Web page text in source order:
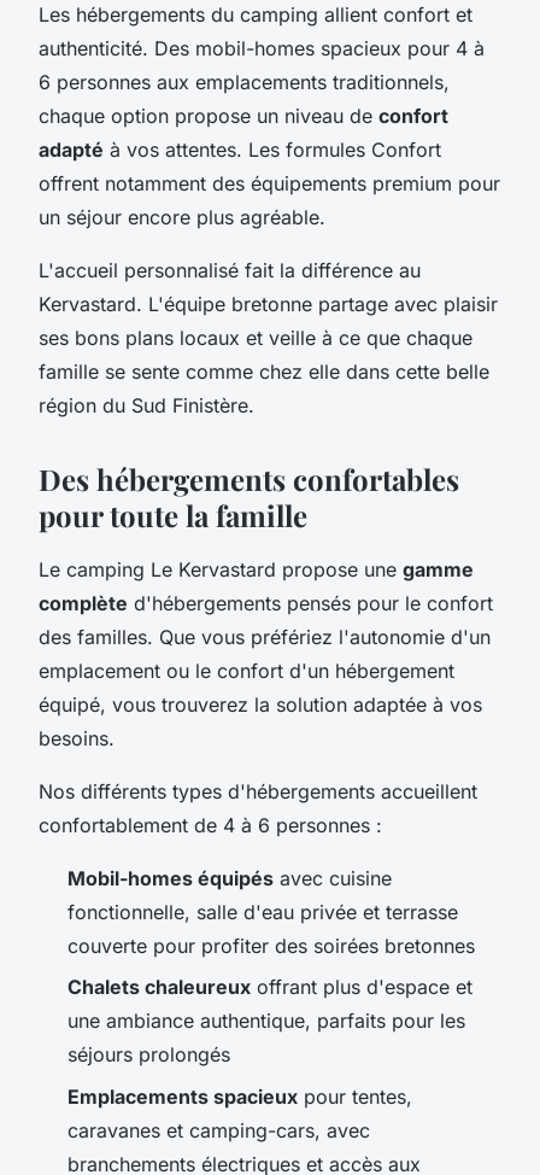
Les hébergements du camping allient confort et
authenticité. Des mobil-homes spacieux pour 4 à
6 personnes aux emplacements traditionnels,
chaque option propose un niveau de confort
adapté à vos attentes. Les formules Confort
offrent notamment des équipements premium pour
un séjour encore plus agréable.
L'accueil personnalisé fait la différence au
Kervastard. L'équipe bretonne partage avec plaisir
ses bons plans locaux et veille à ce que chaque
famille se sente comme chez elle dans cette belle
région du Sud Finistère.
Des hébergements confortables
pour toute la famille
Le camping Le Kervastard propose une gamme
complète d'hébergements pensés pour le confort
des familles. Que vous préfériez l'autonomie d'un
emplacement ou le confort d'un hébergement
équipé, vous trouverez la solution adaptée à vos
besoins.
Nos différents types d'hébergements accueillent
confortablement de 4 à 6 personnes :
Mobil-homes équipés avec cuisine
fonctionnelle, salle d'eau privée et terrasse
couverte pour profiter des soirées bretonnes
Chalets chaleureux offrant plus d'espace et
une ambiance authentique, parfaits pour les
séjours prolongés
Emplacements spacieux pour tentes,
caravanes et camping-cars, avec
branchements électriques et accès aux